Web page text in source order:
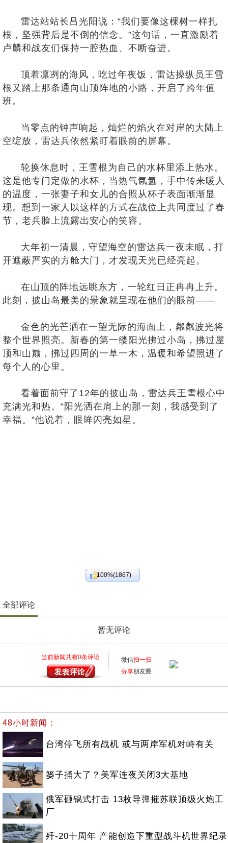
雷达站站长吕光阳说：“我们要像这棵树一样扎
根，坚强背后是不倒的信念。”这句话，一直激励着
卢麟和战友们保持一腔热血、不断奋进。
顶着凛冽的海风，吃过年夜饭，雷达操纵员王雪
根又踏上那条通向山顶阵地的小路，开启了跨年值
班。
当零点的钟声响起，灿烂的焰火在对岸的大陆上
空绽放，雷达兵依然紧盯着眼前的屏幕。
轮换休息时，王雪根为自己的水杯里添上热水。
这是他专门定做的水杯，当热气氤氲，手中传来暖人
的温度，一张妻子和女儿的合照从杯子表面渐渐显
现。想到一家人以这样的方式在战位上共同度过了春
节，老兵脸上流露出安心的笑容。
大年初一清晨，守望海空的雷达兵一夜未眠，打
开遮蔽严实的方舱大门，才发现天光已经亮起。
在山顶的阵地远眺东方，一轮红日正冉冉上升。
此刻，披山岛最美的景象就呈现在他们的眼前——
金色的光芒洒在一望无际的海面上，粼粼波光将
整个世界照亮。新春的第一缕阳光拂过小岛，拂过屋
顶和山巅，拂过四周的一草一木，温暖和希望照进了
每个人的心里。
看着面前守了12年的披山岛，雷达兵王雪根心中
充满光和热。“阳光洒在肩上的那一刻，我感受到了
幸福。”他说着，眼眸闪亮如星。
100%(1867)
全部评论
暂无评论
当前新闻共有0条评论 微信扫一扫
分享朋友圈
48小时新闻：
台湾停飞所有战机 或与两岸军机对峙有关
篓子捅大了？美军连夜关闭3大基地
俄军砸锅式打击 13枚导弹摧苏联顶级火炮工
厂
歼-20十周年 产能创造下重型战斗机世界纪录